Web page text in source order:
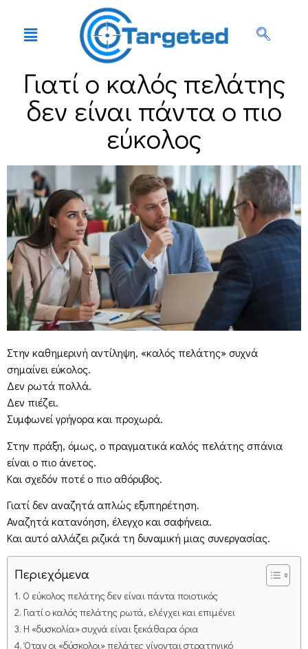
Γιατί ο καλός πελάτης
δεν είναι πάντα ο πιο
εύκολος
Στην καθημερινή αντίληψη, «καλός πελάτης» συχνά
σημαίνει εύκολος.
Δεν ρωτά πολλά.
Δεν πιέζει.
Συμφωνεί γρήγορα και προχωρά.
Στην πράξη, όμως, ο πραγματικά καλός πελάτης σπάνια
είναι ο πιο άνετος.
Και σχεδόν ποτέ ο πιο αθόρυβος.
Γιατί δεν αναζητά απλώς εξυπηρέτηση.
Αναζητά κατανόηση, έλεγχο και σαφήνεια.
Και αυτό αλλάζει ριζικά τη δυναμική μιας συνεργασίας.
Περιεχόμενα
Ο εύκολος πελάτης δεν είναι πάντα ποιοτικός
Γιατί ο καλός πελάτης ρωτά, ελέγχει και επιμένει
Η «δυσκολία» συχνά είναι ξεκάθαρα όρια
Όταν οι «δύσκολοι» πελάτες γίνονται στρατηγικό